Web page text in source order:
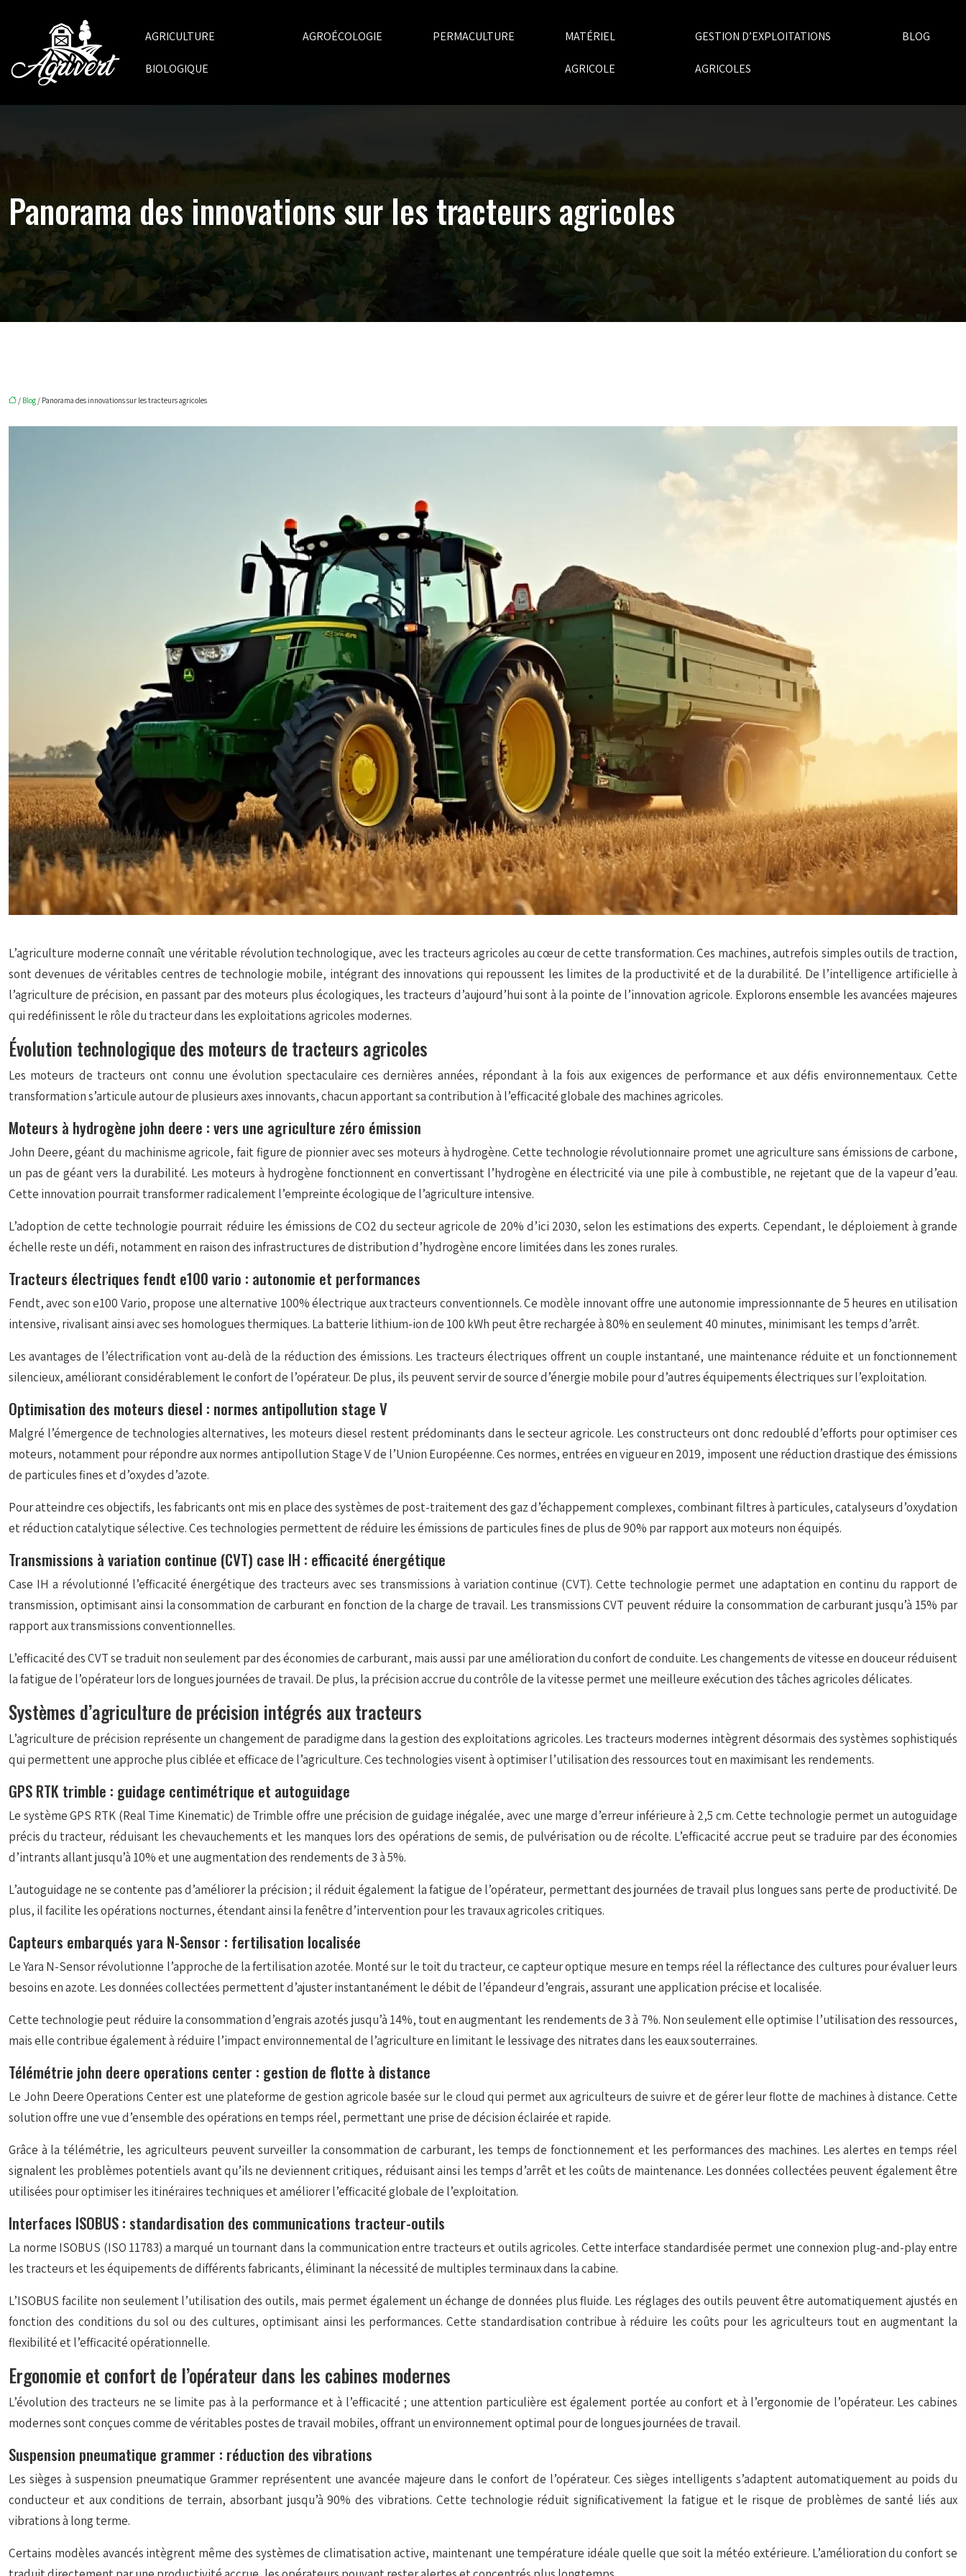
AGRICULTURE
BIOLOGIQUE
AGROÉCOLOGIE PERMACULTURE MATÉRIEL
AGRICOLE
GESTION D’EXPLOITATIONS
AGRICOLES
BLOG
Panorama des innovations sur les tracteurs agricoles
/ Blog / Panorama des innovations sur les tracteurs agricoles
L’agriculture moderne connaît une véritable révolution technologique, avec les tracteurs agricoles au cœur de cette transformation. Ces machines, autrefois simples outils de traction,
sont devenues de véritables centres de technologie mobile, intégrant des innovations qui repoussent les limites de la productivité et de la durabilité. De l’intelligence artificielle à
l’agriculture de précision, en passant par des moteurs plus écologiques, les tracteurs d’aujourd’hui sont à la pointe de l’innovation agricole. Explorons ensemble les avancées majeures
qui redéfinissent le rôle du tracteur dans les exploitations agricoles modernes.
Évolution technologique des moteurs de tracteurs agricoles
Les moteurs de tracteurs ont connu une évolution spectaculaire ces dernières années, répondant à la fois aux exigences de performance et aux défis environnementaux. Cette
transformation s’articule autour de plusieurs axes innovants, chacun apportant sa contribution à l’efficacité globale des machines agricoles.
Moteurs à hydrogène john deere : vers une agriculture zéro émission
John Deere, géant du machinisme agricole, fait figure de pionnier avec ses moteurs à hydrogène. Cette technologie révolutionnaire promet une agriculture sans émissions de carbone,
un pas de géant vers la durabilité. Les moteurs à hydrogène fonctionnent en convertissant l’hydrogène en électricité via une pile à combustible, ne rejetant que de la vapeur d’eau.
Cette innovation pourrait transformer radicalement l’empreinte écologique de l’agriculture intensive.
L’adoption de cette technologie pourrait réduire les émissions de CO2 du secteur agricole de 20% d’ici 2030, selon les estimations des experts. Cependant, le déploiement à grande
échelle reste un défi, notamment en raison des infrastructures de distribution d’hydrogène encore limitées dans les zones rurales.
Tracteurs électriques fendt e100 vario : autonomie et performances
Fendt, avec son e100 Vario, propose une alternative 100% électrique aux tracteurs conventionnels. Ce modèle innovant offre une autonomie impressionnante de 5 heures en utilisation
intensive, rivalisant ainsi avec ses homologues thermiques. La batterie lithium-ion de 100 kWh peut être rechargée à 80% en seulement 40 minutes, minimisant les temps d’arrêt.
Les avantages de l’électrification vont au-delà de la réduction des émissions. Les tracteurs électriques offrent un couple instantané, une maintenance réduite et un fonctionnement
silencieux, améliorant considérablement le confort de l’opérateur. De plus, ils peuvent servir de source d’énergie mobile pour d’autres équipements électriques sur l’exploitation.
Optimisation des moteurs diesel : normes antipollution stage V
Malgré l’émergence de technologies alternatives, les moteurs diesel restent prédominants dans le secteur agricole. Les constructeurs ont donc redoublé d’efforts pour optimiser ces
moteurs, notamment pour répondre aux normes antipollution Stage V de l’Union Européenne. Ces normes, entrées en vigueur en 2019, imposent une réduction drastique des émissions
de particules fines et d’oxydes d’azote.
Pour atteindre ces objectifs, les fabricants ont mis en place des systèmes de post-traitement des gaz d’échappement complexes, combinant filtres à particules, catalyseurs d’oxydation
et réduction catalytique sélective. Ces technologies permettent de réduire les émissions de particules fines de plus de 90% par rapport aux moteurs non équipés.
Transmissions à variation continue (CVT) case IH : efficacité énergétique
Case IH a révolutionné l’efficacité énergétique des tracteurs avec ses transmissions à variation continue (CVT). Cette technologie permet une adaptation en continu du rapport de
transmission, optimisant ainsi la consommation de carburant en fonction de la charge de travail. Les transmissions CVT peuvent réduire la consommation de carburant jusqu’à 15% par
rapport aux transmissions conventionnelles.
L’efficacité des CVT se traduit non seulement par des économies de carburant, mais aussi par une amélioration du confort de conduite. Les changements de vitesse en douceur réduisent
la fatigue de l’opérateur lors de longues journées de travail. De plus, la précision accrue du contrôle de la vitesse permet une meilleure exécution des tâches agricoles délicates.
Systèmes d’agriculture de précision intégrés aux tracteurs
L’agriculture de précision représente un changement de paradigme dans la gestion des exploitations agricoles. Les tracteurs modernes intègrent désormais des systèmes sophistiqués
qui permettent une approche plus ciblée et efficace de l’agriculture. Ces technologies visent à optimiser l’utilisation des ressources tout en maximisant les rendements.
GPS RTK trimble : guidage centimétrique et autoguidage
Le système GPS RTK (Real Time Kinematic) de Trimble offre une précision de guidage inégalée, avec une marge d’erreur inférieure à 2,5 cm. Cette technologie permet un autoguidage
précis du tracteur, réduisant les chevauchements et les manques lors des opérations de semis, de pulvérisation ou de récolte. L’efficacité accrue peut se traduire par des économies
d’intrants allant jusqu’à 10% et une augmentation des rendements de 3 à 5%.
L’autoguidage ne se contente pas d’améliorer la précision ; il réduit également la fatigue de l’opérateur, permettant des journées de travail plus longues sans perte de productivité. De
plus, il facilite les opérations nocturnes, étendant ainsi la fenêtre d’intervention pour les travaux agricoles critiques.
Capteurs embarqués yara N-Sensor : fertilisation localisée
Le Yara N-Sensor révolutionne l’approche de la fertilisation azotée. Monté sur le toit du tracteur, ce capteur optique mesure en temps réel la réflectance des cultures pour évaluer leurs
besoins en azote. Les données collectées permettent d’ajuster instantanément le débit de l’épandeur d’engrais, assurant une application précise et localisée.
Cette technologie peut réduire la consommation d’engrais azotés jusqu’à 14%, tout en augmentant les rendements de 3 à 7%. Non seulement elle optimise l’utilisation des ressources,
mais elle contribue également à réduire l’impact environnemental de l’agriculture en limitant le lessivage des nitrates dans les eaux souterraines.
Télémétrie john deere operations center : gestion de flotte à distance
Le John Deere Operations Center est une plateforme de gestion agricole basée sur le cloud qui permet aux agriculteurs de suivre et de gérer leur flotte de machines à distance. Cette
solution offre une vue d’ensemble des opérations en temps réel, permettant une prise de décision éclairée et rapide.
Grâce à la télémétrie, les agriculteurs peuvent surveiller la consommation de carburant, les temps de fonctionnement et les performances des machines. Les alertes en temps réel
signalent les problèmes potentiels avant qu’ils ne deviennent critiques, réduisant ainsi les temps d’arrêt et les coûts de maintenance. Les données collectées peuvent également être
utilisées pour optimiser les itinéraires techniques et améliorer l’efficacité globale de l’exploitation.
Interfaces ISOBUS : standardisation des communications tracteur-outils
La norme ISOBUS (ISO 11783) a marqué un tournant dans la communication entre tracteurs et outils agricoles. Cette interface standardisée permet une connexion plug-and-playentre
les tracteurs et les équipements de différents fabricants, éliminant la nécessité de multiples terminaux dans la cabine.
L’ISOBUS facilite non seulement l’utilisation des outils, mais permet également un échange de données plus fluide. Les réglages des outils peuvent être automatiquement ajustés en
fonction des conditions du sol ou des cultures, optimisant ainsi les performances. Cette standardisation contribue à réduire les coûts pour les agriculteurs tout en augmentant la
flexibilité et l’efficacité opérationnelle.
Ergonomie et confort de l’opérateur dans les cabines modernes
L’évolution des tracteurs ne se limite pas à la performance et à l’efficacité ; une attention particulière est également portée au confort et à l’ergonomie de l’opérateur. Les cabines
modernes sont conçues comme de véritables postes de travail mobiles, offrant un environnement optimal pour de longues journées de travail.
Suspension pneumatique grammer : réduction des vibrations
Les sièges à suspension pneumatique Grammer représentent une avancée majeure dans le confort de l’opérateur. Ces sièges intelligents s’adaptent automatiquement au poids du
conducteur et aux conditions de terrain, absorbant jusqu’à 90% des vibrations. Cette technologie réduit significativement la fatigue et le risque de problèmes de santé liés aux
vibrations à long terme.
Certains modèles avancés intègrent même des systèmes de climatisation active, maintenant une température idéale quelle que soit la météo extérieure. L’amélioration du confort se